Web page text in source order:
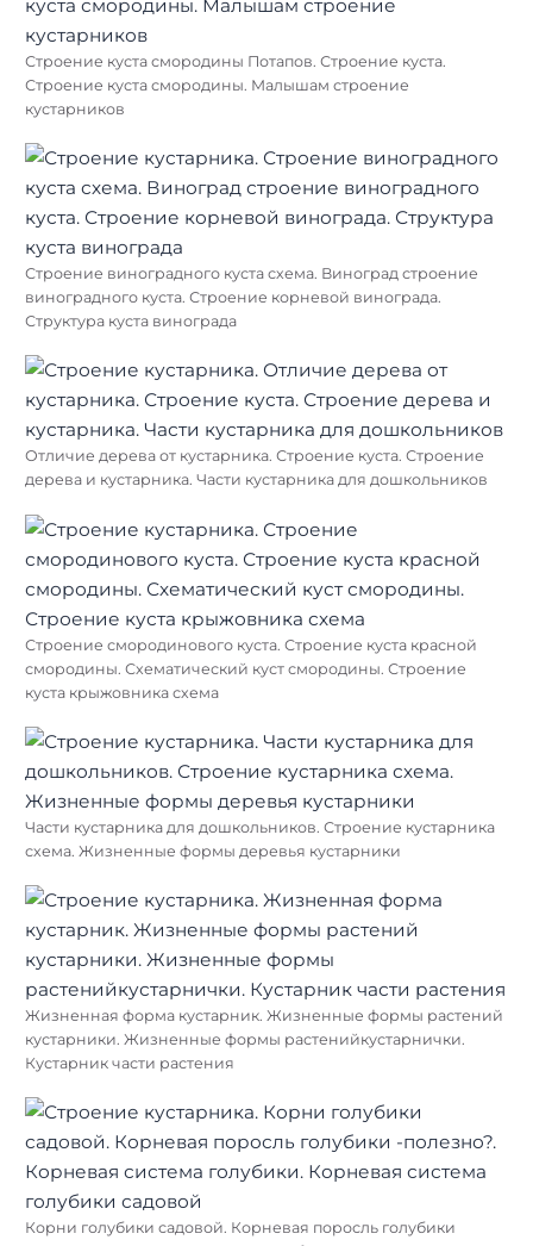
Строение куста смородины Потапов. Строение куста.
Строение куста смородины. Малышам строение
кустарников
Строение виноградного куста схема. Виноград строение
виноградного куста. Строение корневой винограда.
Структура куста винограда
Отличие дерева от кустарника. Строение куста. Строение
дерева и кустарника. Части кустарника для дошкольников
Строение смородинового куста. Строение куста красной
смородины. Схематический куст смородины. Строение
куста крыжовника схема
Части кустарника для дошкольников. Строение кустарника
схема. Жизненные формы деревья кустарники
Жизненная форма кустарник. Жизненные формы растений
кустарники. Жизненные формы растенийкустарнички.
Кустарник части растения
Корни голубики садовой. Корневая поросль голубики
Найти: